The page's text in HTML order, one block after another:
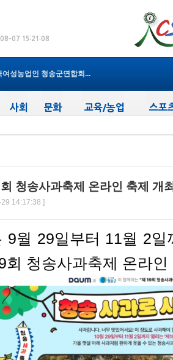
건의료원, 비뇨의학과 진...
청소년방과후아카데미, 가...
송군수, 휴가 반납하고 ...
여성농업인 청송군연합회...
춘남녀 만남 프로그램 ...
건의료원, 2026년 지역사...
고청송군지부, 슬라이드...
청송사과축제 온라인 축제 개
14:17:38 ]
9월 29일부터 11월 2
회 청송사과축제 온라